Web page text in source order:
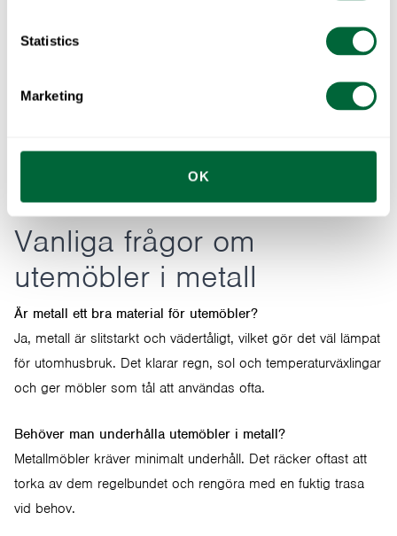
Statistics
Marketing
OK
Vanliga frågor om
utemöbler i metall
Är metall ett bra material för utemöbler?
Ja, metall är slitstarkt och vädertåligt, vilket gör det väl lämpat
för utomhusbruk. Det klarar regn, sol och temperaturväxlingar
och ger möbler som tål att användas ofta.
Behöver man underhålla utemöbler i metall?
Metallmöbler kräver minimalt underhåll. Det räcker oftast att
torka av dem regelbundet och rengöra med en fuktig trasa
vid behov.